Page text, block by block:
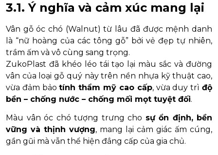
3.1. Ý nghĩa và cảm xúc mang lại
Vân gỗ óc chó (Walnut) từ lâu đã được mệnh danh
là “nữ hoàng của các tông gỗ” bởi vẻ đẹp tự nhiên,
trầm ấm và vô cùng sang trọng.
ZukoPlast đã khéo léo tái tạo lại màu sắc và đường
vân của loại gỗ quý này trên nền nhựa kỹ thuật cao,
vừa đảm bảotính thẩm mỹ cao cấp, vừa duy trìđộ
bền – chống nước – chống mối mọt tuyệt đối.
Màu vân óc chó tượng trưng cho sự ổn định, bền
vững và thịnh vượng, mang lại cảm giác ấm cúng,
gần gũi mà vẫn thể hiện đẳng cấp của gia chủ.